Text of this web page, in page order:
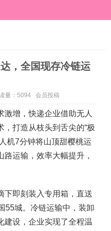
，全国现存冷链运
量：5094 会员投稿
激增，快递企业借助无人
打造从枝头到舌尖的“极
机7分钟将山顶甜樱桃运
运输，效率大幅提升，
下即刻装入专用箱，直送
55城。冷链运输中，装卸
建设，企业实现了全程温